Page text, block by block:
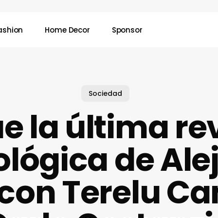
Home Decor Sponsor
Sociedad
la última
de
Terelu